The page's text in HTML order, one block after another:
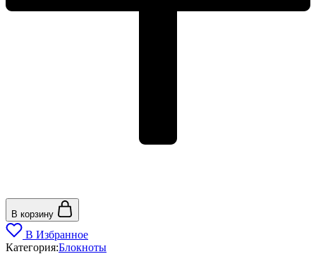
В корзину
В Избранное
Категория:Блокноты